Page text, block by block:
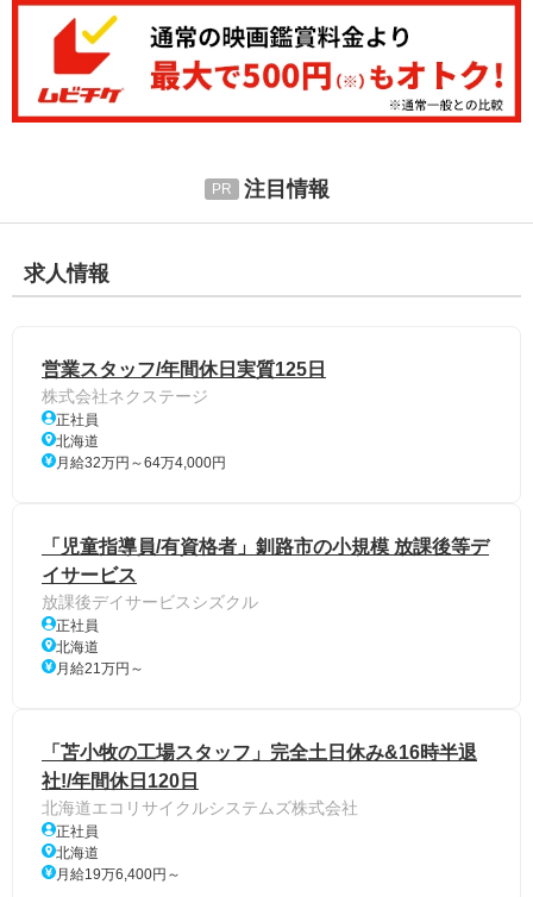
注目情報
求人情報
営業スタッフ/年間休日実質125日
株式会社ネクステージ
正社員
北海道
月給32万円～64万4,000円
「児童指導員/有資格者」釧路市の小規模 放課後等デ
イサービス
放課後デイサービスシズクル
正社員
北海道
月給21万円～
「苫小牧の工場スタッフ」完全土日休み&16時半退
社!/年間休日120日
北海道エコリサイクルシステムズ株式会社
正社員
北海道
月給19万6,400円～